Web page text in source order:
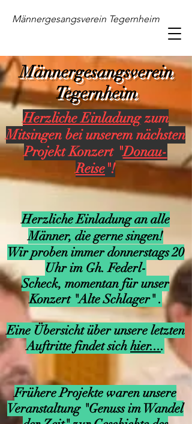
Männergesangsverein Tegernheim
Schreiben Sie uns einfach.
Absenden
Männergesangsverein
Tegernheim
Herzliche Einladungzum
Mitsingen bei unserem nächsten
Projekt Konzert "Donau-
Reise"!
Herzliche Einladung an alle
Männer, die gerne singen!
Wir proben immer donnerstags 20
Uhr im Gh. Federl-
Scheck,momentan für unser
Konzert "Alte Schlager".
Eine Übersicht über unsere letzten
Auftritte findet sichhier....
Frühere Projekte waren unsere
Veranstaltung "Genuss im Wandel